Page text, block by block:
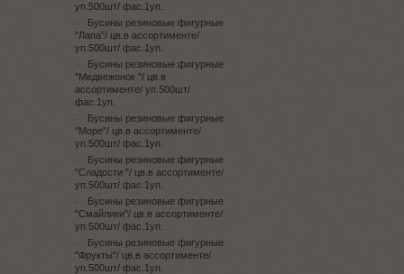
уп.500шт/ фас.1уп.
Бусины резиновые фигурные
"Лапа"/ цв.в ассортименте/
уп.500шт/ фас.1уп.
Бусины резиновые фигурные
"Медвежонок "/ цв.в
ассортименте/ уп.500шт/
фас.1уп.
Бусины резиновые фигурные
"Море"/ цв.в ассортименте/
уп.500шт/ фас.1уп.
Бусины резиновые фигурные
"Сладости "/ цв.в ассортименте/
уп.500шт/ фас.1уп.
Бусины резиновые фигурные
"Смайлики"/ цв.в ассортименте/
уп.500шт/ фас.1уп.
Бусины резиновые фигурные
"Фрукты"/ цв.в ассортименте/
уп.500шт/ фас.1уп.